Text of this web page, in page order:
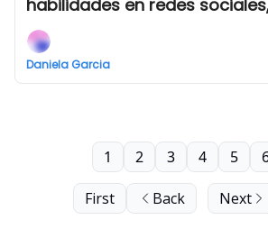
habilidades en redes
video y mucho más👀
Daniela Garcia
First Back
1 2 3 4 5
Next